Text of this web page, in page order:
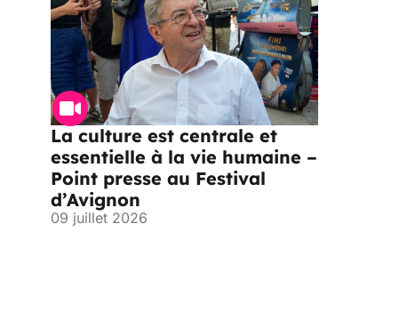
La culture est centrale et
essentielle à la vie humaine –
Point presse au Festival
d’Avignon
09 juillet 2026